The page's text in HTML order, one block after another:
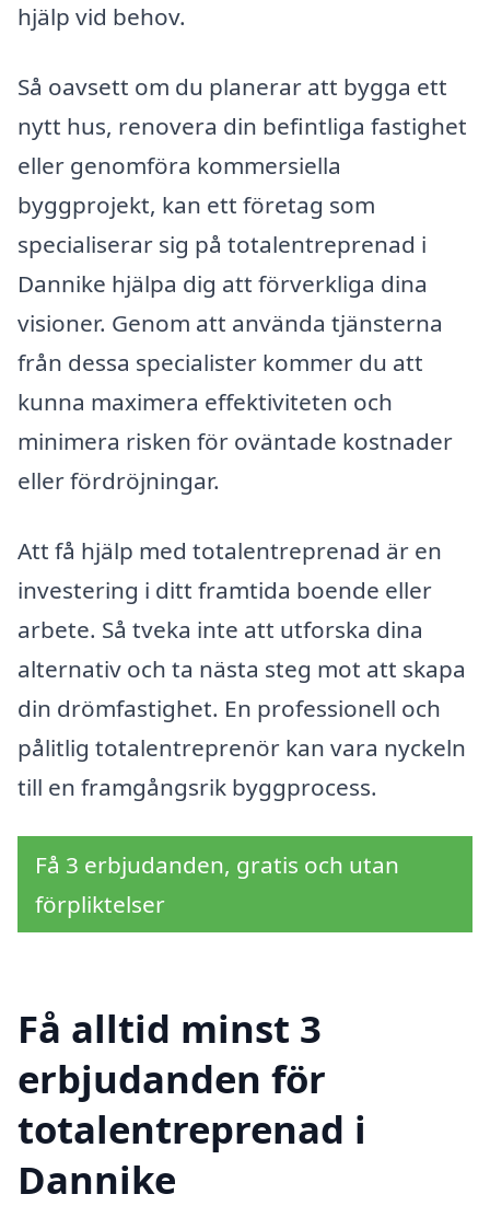
hjälp vid behov.
Så oavsett om du planerar att bygga ett
nytt hus, renovera din befintliga fastighet
eller genomföra kommersiella
byggprojekt, kan ett företag som
specialiserar sig på totalentreprenad i
Dannike hjälpa dig att förverkliga dina
visioner. Genom att använda tjänsterna
från dessa specialister kommer du att
kunna maximera effektiviteten och
minimera risken för oväntade kostnader
eller fördröjningar.
Att få hjälp med totalentreprenad är en
investering i ditt framtida boende eller
arbete. Så tveka inte att utforska dina
alternativ och ta nästa steg mot att skapa
din drömfastighet. En professionell och
pålitlig totalentreprenör kan vara nyckeln
till en framgångsrik byggprocess.
Få 3 erbjudanden, gratis och utan
förpliktelser
Få alltid minst 3
erbjudanden för
totalentreprenad i
Dannike